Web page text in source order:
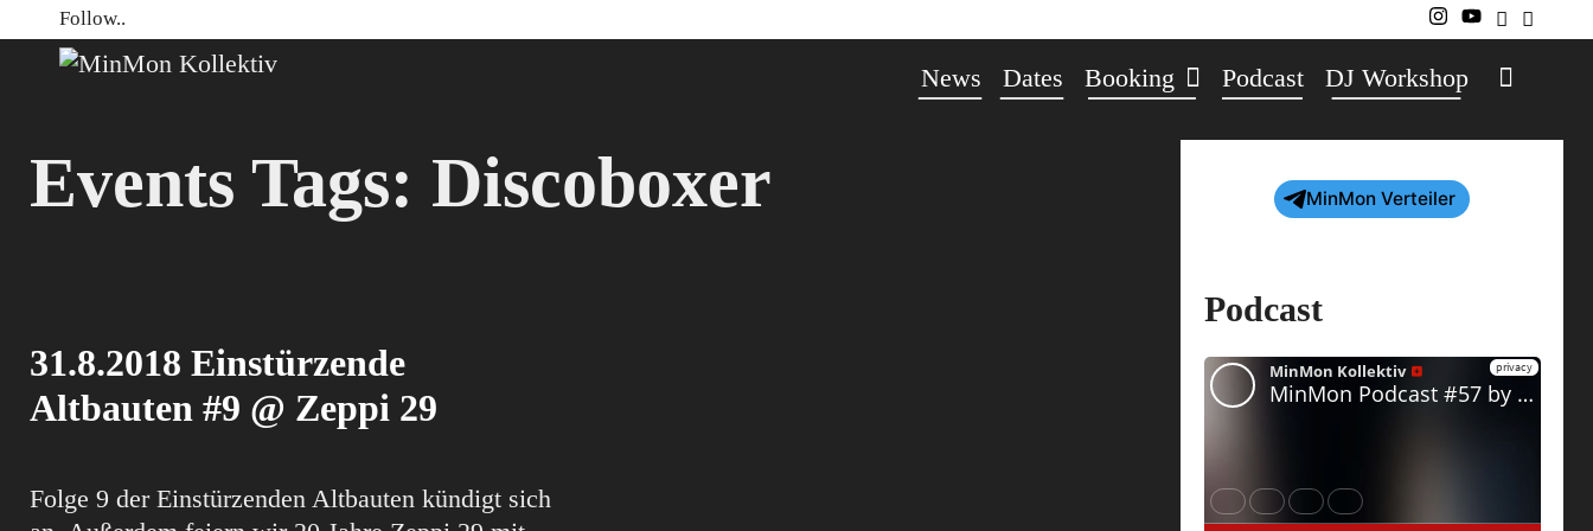
to
Follow..
News Dates Booking Podcast DJ Workshop
Events Tags: Discoboxer
31.8.2018 Einstürzende
Altbauten #9 @ Zeppi 29
Folge 9 der Einstürzenden Altbauten kündigt sich
MinMon Verteiler
Podcast